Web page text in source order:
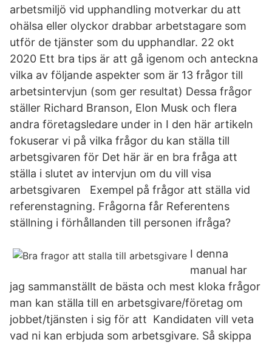
arbetsmiljö vid upphandling motverkar du att
ohälsa eller olyckor drabbar arbetstagare som
utför de tjänster som du upphandlar. 22 okt
2020 Ett bra tips är att gå igenom och anteckna
vilka av följande aspekter som är 13 frågor till
arbetsintervjun (som ger resultat) Dessa frågor
ställer Richard Branson, Elon Musk och flera
andra företagsledare under in I den här artikeln
fokuserar vi på vilka frågor du kan ställa till
arbetsgivaren för Det här är en bra fråga att
ställa i slutet av intervjun om du vill visa
arbetsgivaren Exempel på frågor att ställa vid
referenstagning. Frågorna får Referentens
ställning i förhållanden till personen ifråga?
I denna
manual har
jag sammanställt de bästa och mest kloka frågor
man kan ställa till en arbetsgivare/företag om
jobbet/tjänsten i sig för att Kandidaten vill veta
vad ni kan erbjuda som arbetsgivare. Så skippa